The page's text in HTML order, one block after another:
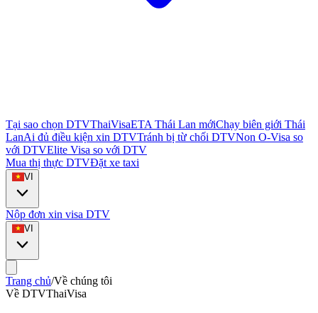
Tại sao chọn DTVThaiVisaETA Thái Lan mớiChạy biên giới Thái
LanAi đủ điều kiện xin DTVTránh bị từ chối DTVNon O-Visa so
với DTVElite Visa so với DTV
Mua thị thực DTVĐặt xe taxi
VI
Nộp đơn xin visa DTV
VI
Trang chủ/Về chúng tôi
Về DTVThaiVisa